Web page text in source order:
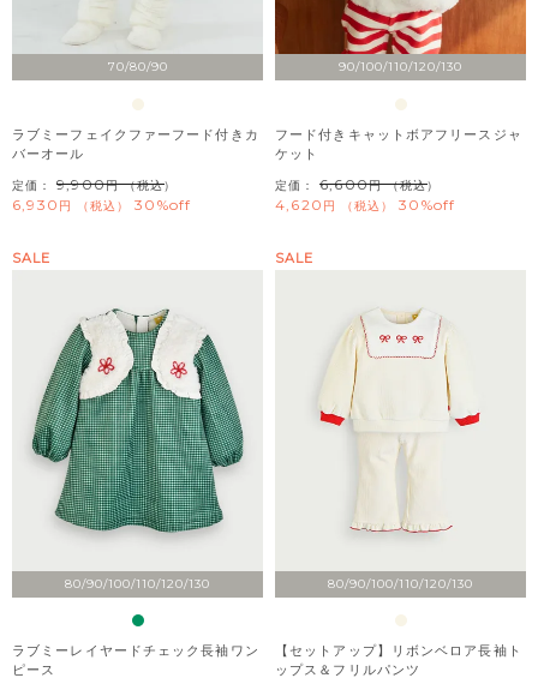
70/80/90
ラブミーフェイクファーフード付きカ
バーオール
定価： 9,900 （税込）
6,930 税込 30%off
90/100/110/120/130
フード付きキャットボアフリースジャ
ケット
定価： 6,600 （税込）
4,620 税込 30%off
80/90/100/110/120/130
SALE
ラブミーレイヤードチェック長袖ワン
ピース
80/90/100/110/120/130
SALE
【セットアップ】リボンベロア長袖ト
ップス＆フリルパンツ